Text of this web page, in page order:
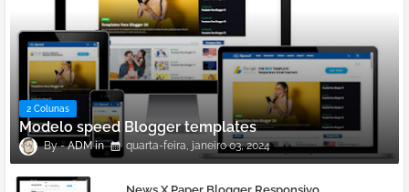
2 Colunas
Modelo speed Blogger templates
ADM quarta-feira, janeiro 03, 2024